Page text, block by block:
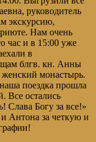
руководитель
экскурсию,
Нам очень
час и в 15:00 уже
в
блгв. кн. Анны
монастырь.
поездка прошла
Все остались
Слава Богу за все!»
Антона за четкую и